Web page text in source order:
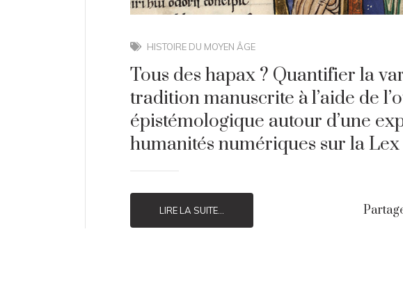
HISTOIRE DU MOYEN ÂGE
Tous des hapax ? Quantifier la
tradition manuscrite à l’aide de
épistémologique autour d’une
humanités numériques sur la
LIRE LA SUITE...